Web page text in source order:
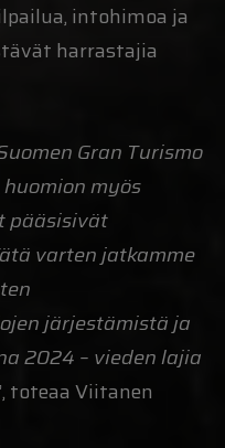
intohimoa ja
harrastajia
Gran Turismo
myös
pääsisivät
varten jatkamme
järjestämistä ja
2024 – vieden lajia
toteaa Viitanen